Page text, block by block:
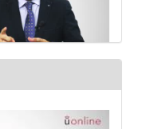
de la nueva ruta de la